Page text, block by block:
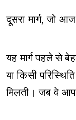
दूसरा मार्ग, जो
यह मार्ग पहले से
या किसी
मिलती। जब वे